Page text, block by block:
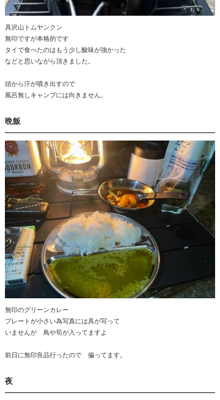
具沢山トムヤンクン
無印ですが本格的です
タイで食べたのはもう少し酸味が強かった
などと思いながら頂きました。
頭から汗が噴き出すので
風呂無しキャンプには向きません。
晩飯
無印のグリーンカレー
プレートが小さい為写真には具が写って
いませんが 鳥や筍が入ってますよ
前日に無印良品行ったので 偏ってます。
夜